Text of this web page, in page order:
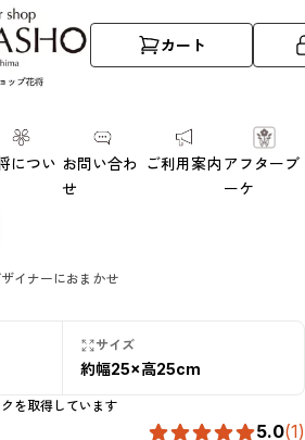
カート
につい お問い合わ
せ
ご利用案内 アフターブ
ーケ
イナーにおまかせ
サイズ
約幅25×高25cm
を取得しています
5.0(1)